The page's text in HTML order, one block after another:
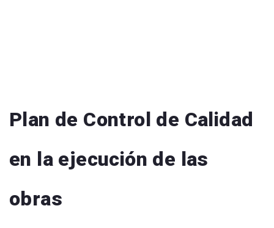
Plan de Control de Calidad
en la ejecución de las
obras